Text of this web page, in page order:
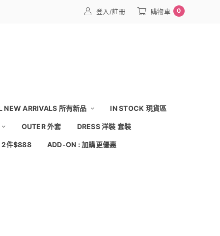
登入/註冊 購物車 0
NEW ARRIVALS 所有新品 IN STOCK 現貨區
OUTER 外套 DRESS 洋裝 套裝
2件$888 ADD-ON : 加購更優惠